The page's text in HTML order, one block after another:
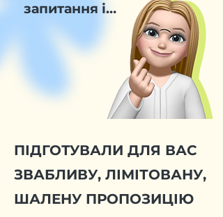
запитання і…
ПІДГОТУВАЛИ ДЛЯ ВАС
ЗВАБЛИВУ, ЛІМІТОВАНУ,
ШАЛЕНУ ПРОПОЗИЦІЮ